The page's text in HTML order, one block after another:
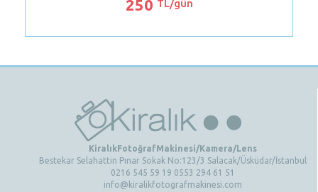
900TL/gün
KiralıkFotoğrafMakinesi/Kamera/Lens
Bestekar Selahattin Pınar Sokak No:123/3 Salacak/Üsküdar/İstanbul
0216 545 59 19 0553 294 61 51
info@kiralikfotografmakinesi.com